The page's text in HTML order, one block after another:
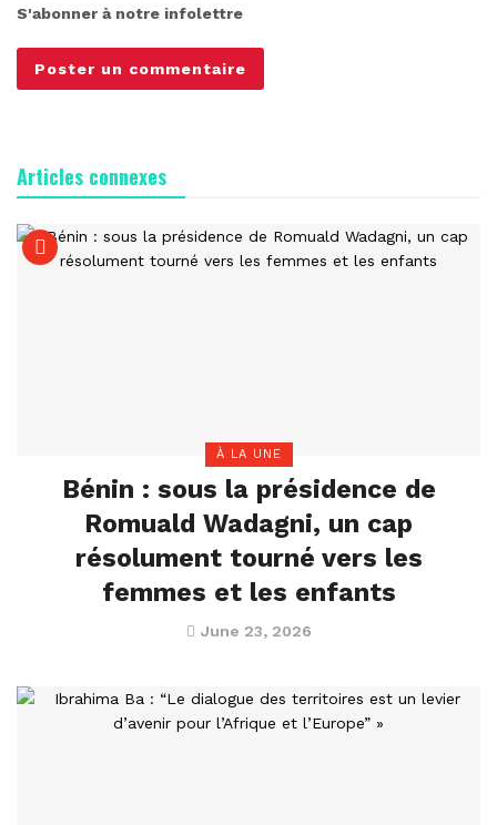
S'abonner à notre infolettre
Articles connexes
À LA UNE
Bénin : sous la présidence de
Romuald Wadagni, un cap
résolument tourné vers les
femmes et les enfants
June 23, 2026